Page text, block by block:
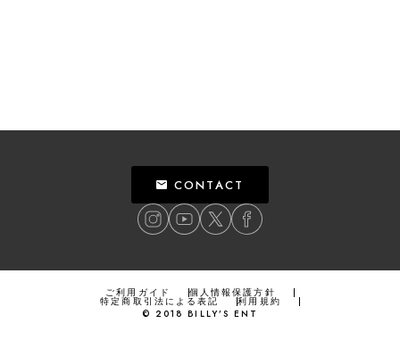
CONTACT
ご利用ガイド 個人情報保護方針
特定商取引法による表記
利用規約
© 2018 BILLY’S ENT